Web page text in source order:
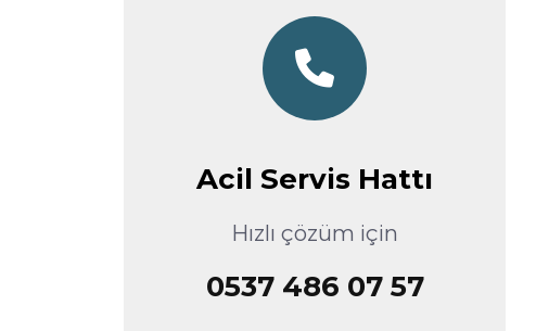
Acil Servis Hattı
Hızlı çözüm için
0537 486 07 57